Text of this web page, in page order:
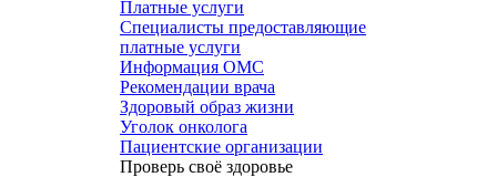
Платные услуги
Специалисты предоставляющие
платные услуги
Информация ОМС
Рекомендации врача
Здоровый образ жизни
Уголок онколога
Пациентские организации
Проверь своё здоровье